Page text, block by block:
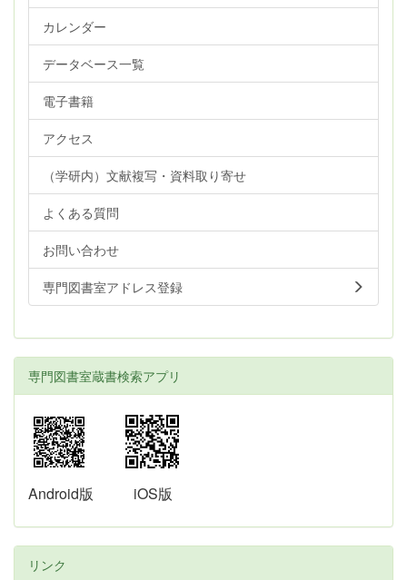
カレンダー
データベース一覧
電子書籍
アクセス
（学研内）文献複写・資料取り寄せ
よくある質問
お問い合わせ
専門図書室アドレス登録
専門図書室蔵書検索アプリ
Android版 iOS版
リンク